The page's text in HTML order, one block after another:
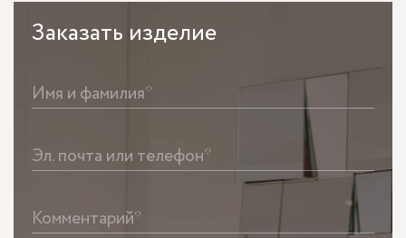
Заказать изделие
Имя и фамилия*
Эл. почта или телефон*
Комментарий*